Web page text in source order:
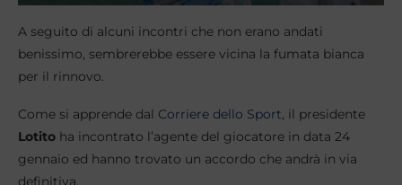
A seguito di alcuni incontri che non erano andati
benissimo, sembrerebbe essere vicina la fumata bianca
per il rinnovo.
Come si apprende dal Corriere dello Sport , il presidente
Lotito ha incontrato l’agente del giocatore in data 24
gennaio ed hanno trovato un accordo che andrà in via
definitiva.